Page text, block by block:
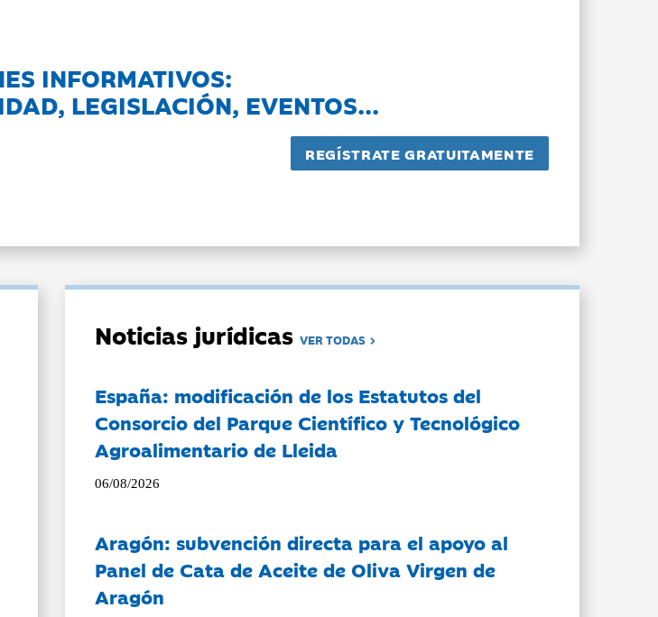
INFORMATIVOS:
LEGISLACIÓN, EVENTOS...
Noticias jurídicasVER TODAS
España: modificación de los Estatutos del
Consorcio del Parque Científico y Tecnológico
Agroalimentario de Lleida
06/08/2026
Aragón: subvención directa para el apoyo al
Panel de Cata de Aceite de Oliva Virgen de
Aragón